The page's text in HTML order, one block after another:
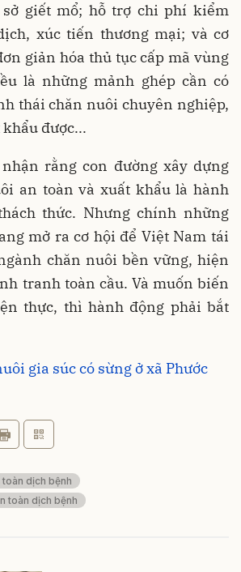
giết mổ; hỗ trợ chi phí kiểm
xúc tiến thương mại; và cơ
giản hóa thủ tục cấp mã vùng
là những mảnh ghép cần có
thái chăn nuôi chuyên nghiệp,
được...
rằng con đường xây dựng
an toàn và xuất khẩu là hành
thức. Nhưng chính những
mở ra cơ hội để Việt Nam tái
chăn nuôi bền vững, hiện
tranh toàn cầu. Và muốn biến
thực, thì hành động phải bắt
gia súc có sừng ở xã Phước
toàn dịch bệnh
toàn dịch bệnh